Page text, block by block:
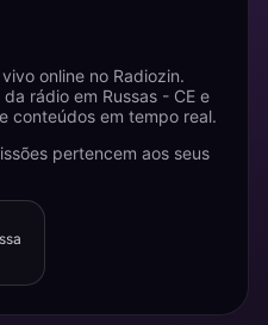
online no Radiozin.
rádio em Russas - CE e
conteúdos em tempo real.
pertencem aos seus